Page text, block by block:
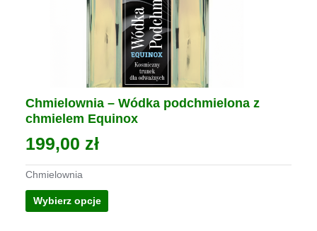
Chmielownia – Wódka podchmielona z
chmielem Equinox
199,00 zł
Chmielownia
Wybierz opcje
Ten